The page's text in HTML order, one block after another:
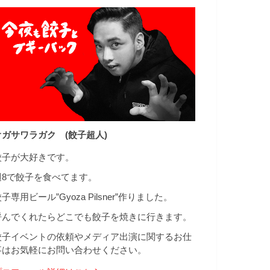
ガサワラガク (餃子超人)
が大好きです。
で餃子を食べてます。
専用ビール”Gyoza Pilsner”作りました。
んでくれたらどこでも餃子を焼きに行きます。
子イベントの依頼やメディア出演に関するお仕
お気軽にお問い合わせください。